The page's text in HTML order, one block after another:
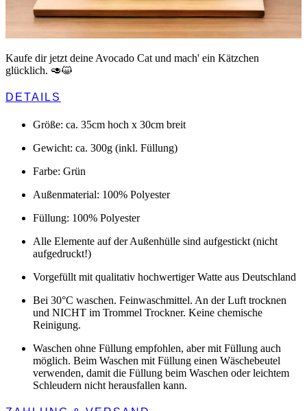
Kaufe dir jetzt deine Avocado Cat und mach' ein Kätzchen
glücklich. 🥑😺
DETAILS
Größe: ca. 35cm hoch x 30cm breit
Gewicht: ca. 300g (inkl. Füllung)
Farbe: Grün
Außenmaterial: 100% Polyester
Füllung: 100% Polyester
Alle Elemente auf der Außenhülle sind aufgestickt (nicht
aufgedruckt!)
Vorgefüllt mit qualitativ hochwertiger Watte aus Deutschland
Bei 30°C waschen. Feinwaschmittel. An der Luft trocknen
und NICHT im Trommel Trockner. Keine chemische
Reinigung.
Waschen ohne Füllung empfohlen, aber mit Füllung auch
möglich. Beim Waschen mit Füllung einen Wäschebeutel
verwenden, damit die Füllung beim Waschen oder leichtem
Schleudern nicht herausfallen kann.